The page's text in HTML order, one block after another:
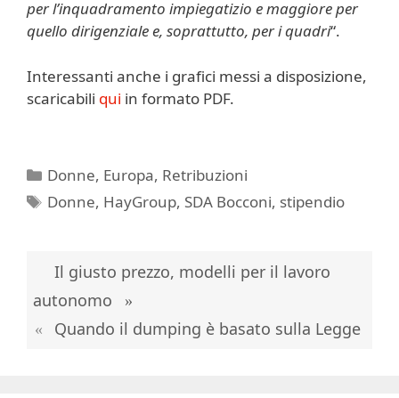
per l’inquadramento impiegatizio e maggiore per
quello dirigenziale e, soprattutto, per i quadri“.
Interessanti anche i grafici messi a disposizione,
scaricabili qui in formato PDF.
Categorie
Donne, Europa, Retribuzioni
Tag
Donne, HayGroup, SDA Bocconi, stipendio
Il giusto prezzo, modelli per il lavoro
autonomo
Quando il dumping è basato sulla Legge